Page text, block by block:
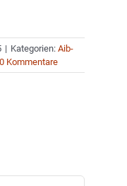
| Kategorien: Aib-
0 Kommentare